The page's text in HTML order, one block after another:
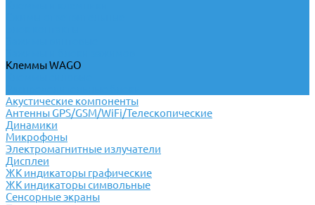
Клеммы WAGO
Акустические компоненты
Антенны GPS/GSM/WiFi/Телескопические
Динамики
Микрофоны
Электромагнитные излучатели
Дисплеи
ЖК индикаторы графические
ЖК индикаторы символьные
Сенсорные экраны